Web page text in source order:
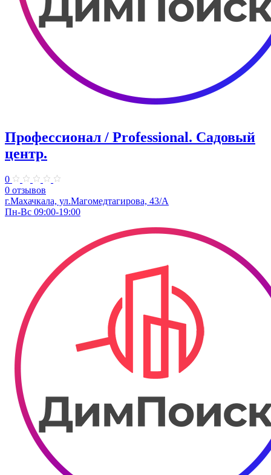
Профессионал / Professional. Садовый
центр.
0
0 отзывов
г.Махачкала, ул.Магомедтагирова, 43/А
Пн-Вс 09:00-19:00